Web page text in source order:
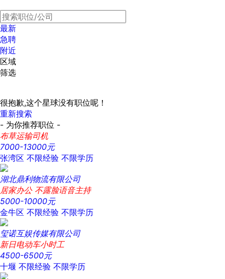
最新
急聘
附近
区域
筛选
很抱歉,这个星球没有职位呢！
重新搜索
- 为你推荐职位 -
布草运输司机
7000-13000元
张湾区 不限经验 不限学历
湖北鼎利物流有限公司
居家办公 不露脸语音主持
5000-10000元
金牛区 不限经验 不限学历
玺诺互娱传媒有限公司
新日电动车小时工
4500-6500元
十堰 不限经验 不限学历